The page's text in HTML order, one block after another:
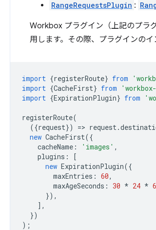
RangeRequestsPlugin :
Workbox プラグイン（上記のプラ
用します。その際、プラグインの
import {registerRoute} from
import {CacheFirst} from
import {ExpirationPlugin} from
registerRoute(
({request}) => request.
new CacheFirst({
cacheName : 'images' ,
plugins :
[
new ExpirationPlugin({
maxEntries : 60,
maxAgeSeconds : 30 * 24 *
}),
],
})
);